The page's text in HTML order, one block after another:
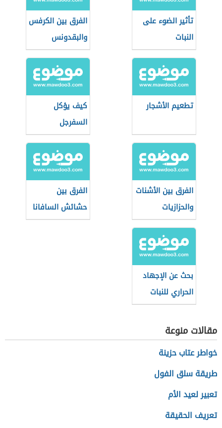
تأثير الضوء على
النبات
الفرق بين الكرفس
والبقدونس
تطعيم الأشجار
كيف يؤكل
السفرجل
الفرق بين الأشنات
والحزازيات
الفرق بين
حشائش السافانا
والاستبس
بحث عن الإجهاد
الحراري للنبات
مقالات منوعة
خواطر عتاب حزينة
طريقة سلق الفول
تعبير لعيد الأم
تعريف الحقيقة